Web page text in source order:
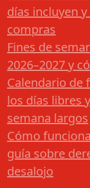
días incluyen
compras
Fines de
2026–2027 y
Calendario de
los días libres
semana largos
Cómo
guía sobre
desalojo